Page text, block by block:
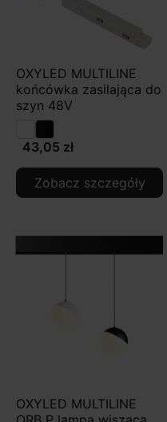
OXYLED MULTILINE
końcówka zasilająca do
szyn 48V
43,05 zł
Zobacz szczegóły
OXYLED MULTILINE